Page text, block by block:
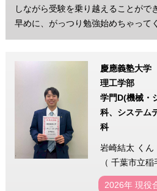
しながら受験を乗り越えることがで
早めに、がっつり勉強始めちゃって
慶應義塾大学
理工学部
学門D(機械・
科、システム
科
岩崎結太 くん
（ 千葉市立稲
2026年 現役